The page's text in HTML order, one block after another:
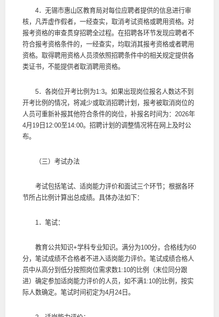
4．无锡市惠山区教育局对每位应聘者提供的信息进行审
核，凡弄虚作假者，一经查实，取消考试资格或聘用资格。对
报考资格的审查贯穿招聘全过程。在招聘各环节发现应聘者不
符合报考资格条件的，一经查实，均取消其报考资格或者聘用
资格。取得聘用资格人员须依照招聘条件中的相关规定提供各
类证书，不能提供者取消聘用资格。
5．各岗位开考比例为1:3。如果出现岗位报名人数达不到
开考比例的情况，将减少或取消招聘计划，报考被取消岗位的
人员可重新补报其他符合条件的岗位，补报名时间为：2026年
4月19日12:00至14:00。招聘计划的调整情况将在网上及时公
布。
（三）考试办法
考试包括笔试、适岗能力评价和面试三个环节；根据各环
节所占比例计算出总成绩。具体办法如下：
1．笔试：
教育公共知识+学科专业知识。满分为100分，合格线为60
分，笔试成绩不合格者不进入适岗能力评价。笔试成绩合格人
员中从高分到低分按照岗位需求数1:10的比例（末位同分跟
进）确定参加适岗能力评价的人员，如不满1:10的比例，按实
际人数确定。笔试时间初定为4月24日。